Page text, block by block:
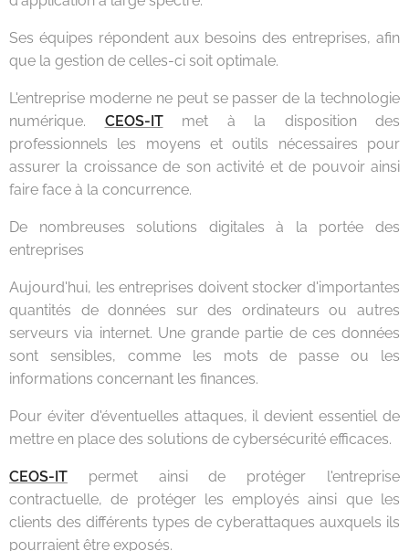
Ses équipes répondent aux besoins des entreprises, afin
que la gestion de celles-ci soit optimale.
L'entreprise moderne ne peut se passer de la technologie
numérique. CEOS-ITmet à la disposition des
professionnels les moyens et outils nécessaires pour
assurer la croissance de son activité et de pouvoir ainsi
faire face à la concurrence.
De nombreuses solutions digitales à la portée des
entreprises
Aujourd'hui, les entreprises doivent stocker d'importantes
quantités de données sur des ordinateurs ou autres
serveurs via internet. Une grande partie de ces données
sont sensibles, comme les mots de passe ou les
informations concernant les finances.
Pour éviter d'éventuelles attaques, il devient essentiel de
mettre en place des solutions de cybersécurité efficaces.
CEOS-IT permet ainsi de protéger l'entreprise
contractuelle, de protéger les employés ainsi que les
clients des différents types de cyberattaques auxquels ils
pourraient être exposés.